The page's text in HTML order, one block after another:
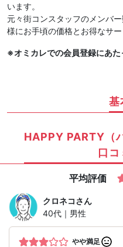
います。
元々街コンスタッフのメンバ
様にお手頃の価格とお得なサ
※オミカレでの会員登録にあた
基
HAPPY PARTY（
口
平均評価
クロネコさん
40代｜男性
やや満足